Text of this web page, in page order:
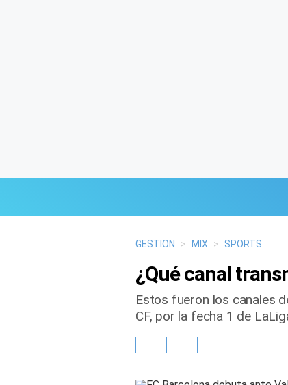
GESTION > MIX > SPORTS
¿Qué canal
Estos fueron los canales
CF, por la fecha 1 de